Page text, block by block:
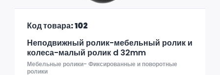
Код товара: 102
Неподвижный ролик-мебельный ролик и
колеса-малый ролик d 32mm
Мебельные ролики- Фиксированные и поворотные
ролики